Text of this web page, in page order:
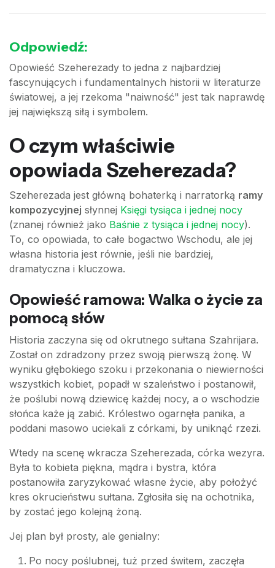
Odpowiedź:
Opowieść Szeherezady to jedna z najbardziej
fascynujących i fundamentalnych historii w literaturze
światowej, a jej rzekoma "naiwność" jest tak naprawdę
jej największą siłą i symbolem.
O czym właściwie
opowiada Szeherezada?
Szeherezada jest główną bohaterką i narratorką ramy
kompozycyjnej słynnej Księgi tysiąca i jednej nocy
(znanej również jako Baśnie z tysiąca i jednej nocy).
To, co opowiada, to całe bogactwo Wschodu, ale jej
własna historia jest równie, jeśli nie bardziej,
dramatyczna i kluczowa.
Opowieść ramowa: Walka o życie za
pomocą słów
Historia zaczyna się od okrutnego sułtana Szahrijara.
Został on zdradzony przez swoją pierwszą żonę. W
wyniku głębokiego szoku i przekonania o niewierności
wszystkich kobiet, popadł w szaleństwo i postanowił,
że poślubi nową dziewicę każdej nocy, a o wschodzie
słońca każe ją zabić. Królestwo ogarnęła panika, a
poddani masowo uciekali z córkami, by uniknąć rzezi.
Wtedy na scenę wkracza Szeherezada, córka wezyra.
Była to kobieta piękna, mądra i bystra, która
postanowiła zaryzykować własne życie, aby położyć
kres okrucieństwu sułtana. Zgłosiła się na ochotnika,
by zostać jego kolejną żoną.
Jej plan był prosty, ale genialny:
Po nocy poślubnej, tuż przed świtem, zaczęła